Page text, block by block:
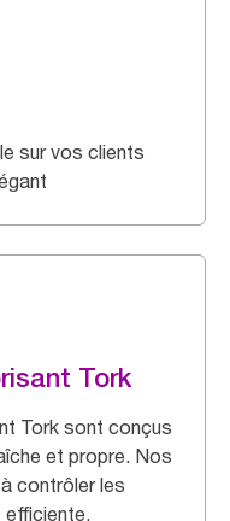
sur vos clients
Tork
Tork sont conçus
et propre. Nos
contrôler les
efficiente.